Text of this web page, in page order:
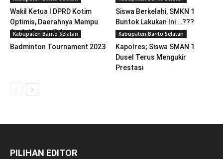
Wakil Ketua I DPRD Kotim
Optimis, Daerahnya Mampu
Suplai Beras Keluar
Siswa Berkelahi, SMKN 1
Buntok Lakukan Ini …???
Kabupaten Barito Selatan
Badminton Tournament 2023
Kabupaten Barito Selatan
Kapolres; Siswa SMAN 1
Dusel Terus Mengukir
Prestasi
PILIHAN EDITOR